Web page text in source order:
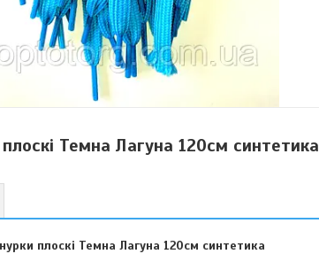
Темна Лагуна 120см синтетика
плоскі Темна Лагуна 120см синтетика